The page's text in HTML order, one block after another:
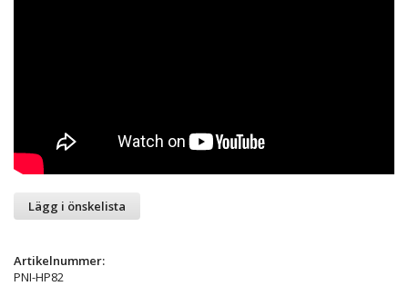
Lägg i önskelista
Artikelnummer:
PNI-HP82